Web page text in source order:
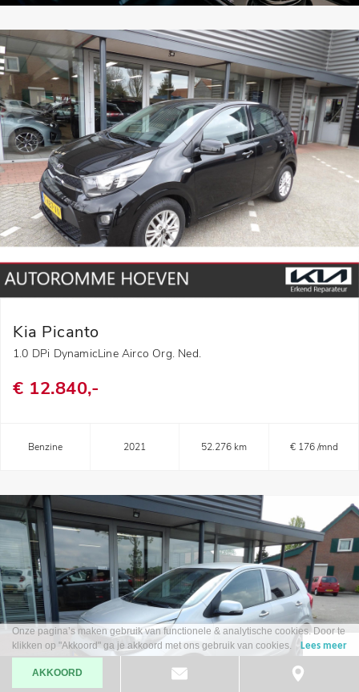
Kia Picanto
1.0 DPi DynamicLine Airco Org. Ned.
€ 12.840,-
Benzine 2021 52.276 km € 176 /mnd
Onze pagina’s maken gebruik van functionele & analytische cookies. Door te
klikken op "Akkoord" ga je akkoord met ons gebruik van cookies.
Lees meer
AKKOORD